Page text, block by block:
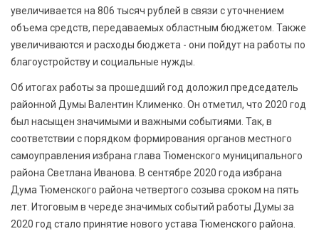
увеличивается на 806 тысяч рублей в связи с уточнением
объема средств, передаваемых областным бюджетом. Также
увеличиваются и расходы бюджета - они пойдут на работы по
благоустройству и социальные нужды.
Об итогах работы за прошедший год доложил председатель
районной Думы Валентин Клименко. Он отметил, что 2020 год
был насыщен значимыми и важными событиями. Так, в
соответствии с порядком формирования органов местного
самоуправления избрана глава Тюменского муниципального
района Светлана Иванова. В сентябре 2020 года избрана
Дума Тюменского района четвертого созыва сроком на пять
лет. Итоговым в череде значимых событий работы Думы за
2020 год стало принятие нового устава Тюменского района.